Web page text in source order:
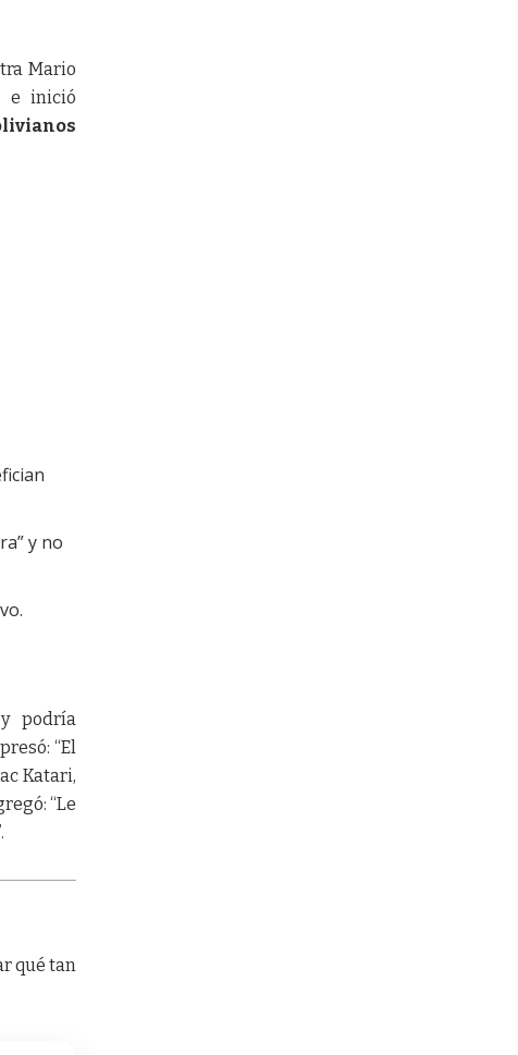
Mario
e inició
y no
podría
“El
Katari,
“Le
qué tan